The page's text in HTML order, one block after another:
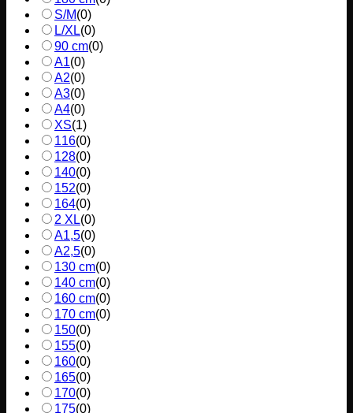
S/M(0)
L/XL(0)
90 cm(0)
A1(0)
A2(0)
A3(0)
A4(0)
XS(1)
116(0)
128(0)
140(0)
152(0)
164(0)
2 XL(0)
A1,5(0)
A2,5(0)
130 cm(0)
140 cm(0)
160 cm(0)
170 cm(0)
150(0)
155(0)
160(0)
165(0)
170(0)
175(0)